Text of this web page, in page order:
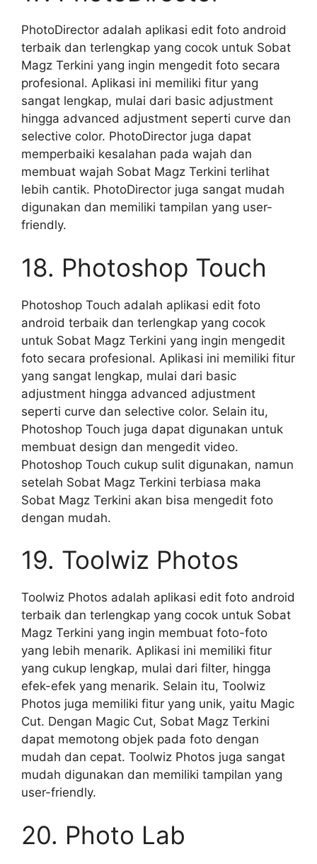
PhotoDirector adalah aplikasi edit foto android
terbaik dan terlengkap yang cocok untuk Sobat
Magz Terkini yang ingin mengedit foto secara
profesional. Aplikasi ini memiliki fitur yang
sangat lengkap, mulai dari basic adjustment
hingga advanced adjustment seperti curve dan
selective color. PhotoDirector juga dapat
memperbaiki kesalahan pada wajah dan
membuat wajah Sobat Magz Terkini terlihat
lebih cantik. PhotoDirector juga sangat mudah
digunakan dan memiliki tampilan yang user-
friendly.
18. Photoshop Touch
Photoshop Touch adalah aplikasi edit foto
android terbaik dan terlengkap yang cocok
untuk Sobat Magz Terkini yang ingin mengedit
foto secara profesional. Aplikasi ini memiliki fitur
yang sangat lengkap, mulai dari basic
adjustment hingga advanced adjustment
seperti curve dan selective color. Selain itu,
Photoshop Touch juga dapat digunakan untuk
membuat design dan mengedit video.
Photoshop Touch cukup sulit digunakan, namun
setelah Sobat Magz Terkini terbiasa maka
Sobat Magz Terkini akan bisa mengedit foto
dengan mudah.
19. Toolwiz Photos
Toolwiz Photos adalah aplikasi edit foto android
terbaik dan terlengkap yang cocok untuk Sobat
Magz Terkini yang ingin membuat foto-foto
yang lebih menarik. Aplikasi ini memiliki fitur
yang cukup lengkap, mulai dari filter, hingga
efek-efek yang menarik. Selain itu, Toolwiz
Photos juga memiliki fitur yang unik, yaitu Magic
Cut. Dengan Magic Cut, Sobat Magz Terkini
dapat memotong objek pada foto dengan
mudah dan cepat. Toolwiz Photos juga sangat
mudah digunakan dan memiliki tampilan yang
user-friendly.
20. Photo Lab